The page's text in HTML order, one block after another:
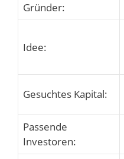
Gründer:
Idee:
Gesuchtes Kapital:
Passende
Investoren: